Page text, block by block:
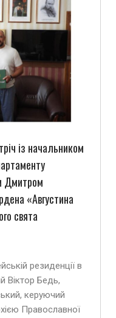
із начальником
Дмитром
«Августина
свята
резиденції в
Віктор Бедь,
керуючий
Православної